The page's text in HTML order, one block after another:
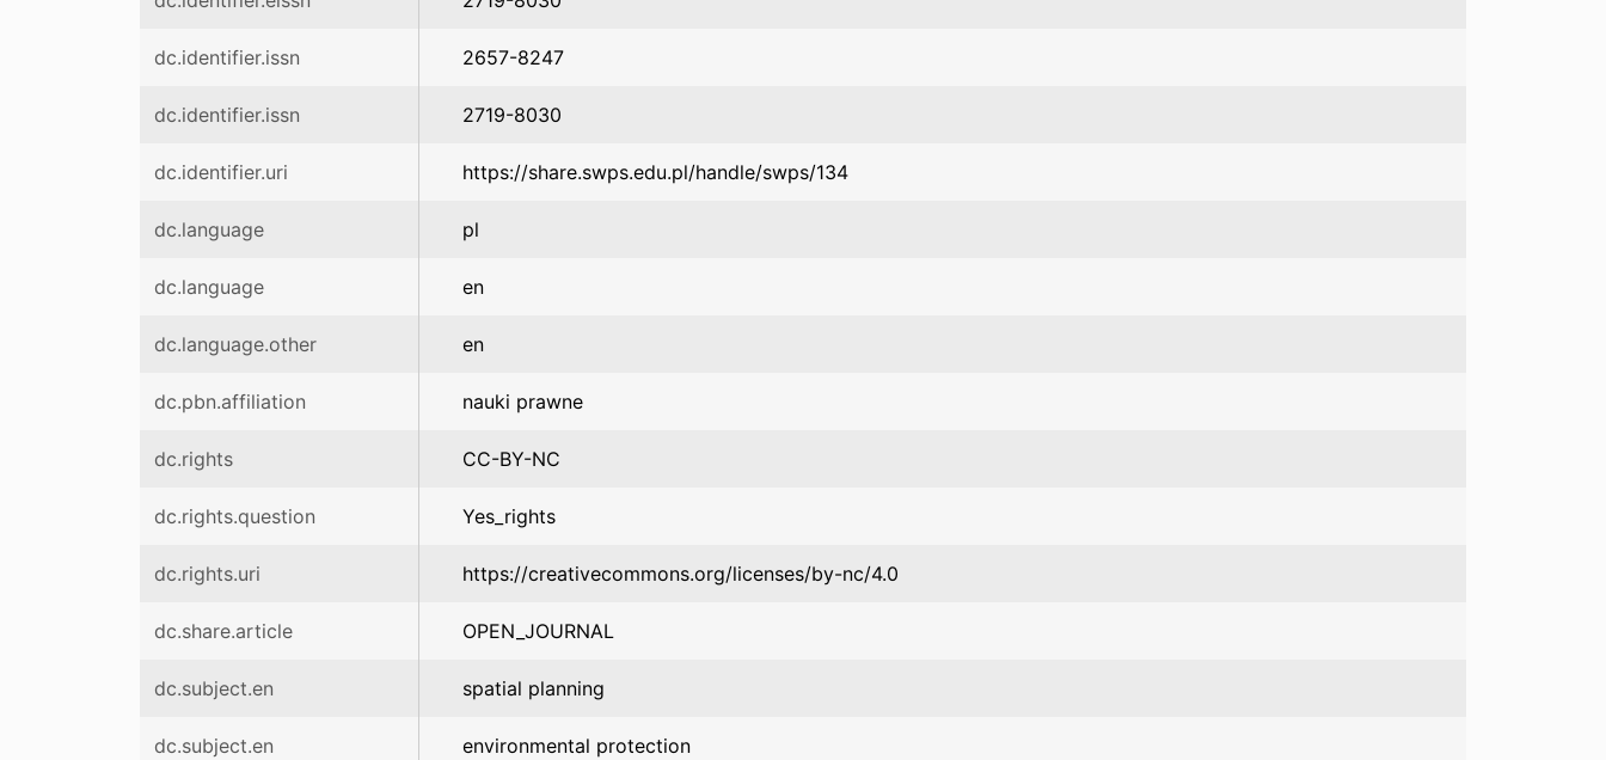
dc.identifier.issn 2657-8247
dc.identifier.issn 2719-8030
dc.identifier.uri https://share.swps.edu.pl/handle/swps/134
dc.language pl
dc.language en
dc.language.other en
dc.pbn.affiliation nauki prawne
dc.rights CC-BY-NC
dc.rights.question Yes_rights
dc.rights.uri https://creativecommons.org/licenses/by-nc/4.0
dc.share.article OPEN_JOURNAL
dc.subject.en spatial planning
dc.subject.en environmental protection